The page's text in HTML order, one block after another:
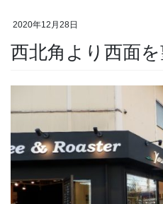
2020年12月28日
西北角より西面